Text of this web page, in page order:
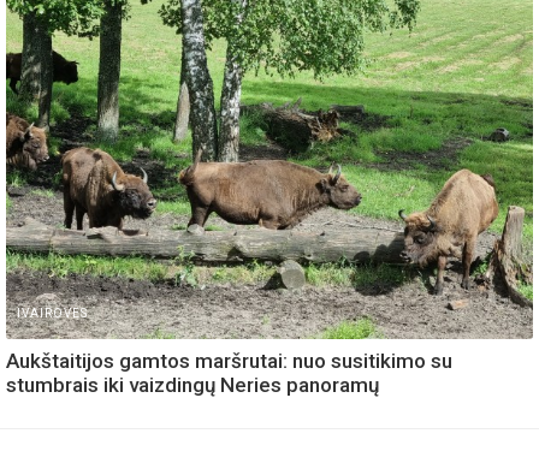
IVAIROVES
Aukštaitijos gamtos maršrutai: nuo susitikimo su
stumbrais iki vaizdingų Neries panoramų